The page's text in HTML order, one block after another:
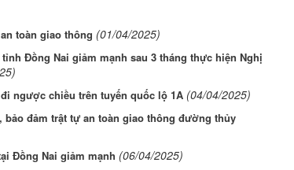
toàn giao thông (01/04/2025)
Đồng Nai giảm mạnh sau 3 tháng thực hiện Nghị
ngược chiều trên tuyến quốc lộ 1A (04/04/2025)
bảo đảm trật tự an toàn giao thông đường thủy
Đồng Nai giảm mạnh (06/04/2025)